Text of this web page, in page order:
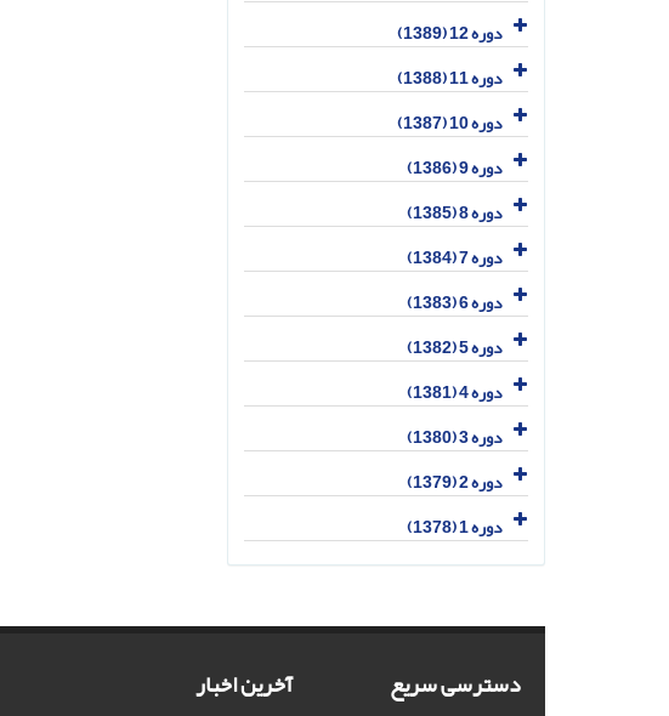
دوره 12 (1389)
دوره 11 (1388)
دوره 10 (1387)
دوره 9 (1386)
دوره 8 (1385)
دوره 7 (1384)
دوره 6 (1383)
دوره 5 (1382)
دوره 4 (1381)
دوره 3 (1380)
دوره 2 (1379)
دوره 1 (1378)
دسترسی سریع آخرین اخبار